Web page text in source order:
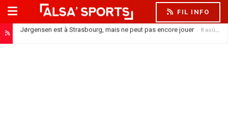
FIL INFO
Jørgensen est à Strasbourg, mais ne peut pas encore jouer 8 août 2026